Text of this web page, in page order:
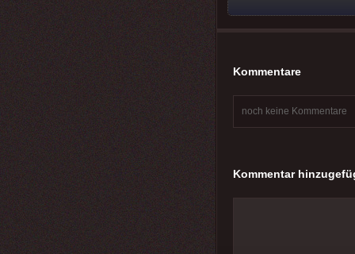
Kommentare
noch keine Kommentare
Kommentar